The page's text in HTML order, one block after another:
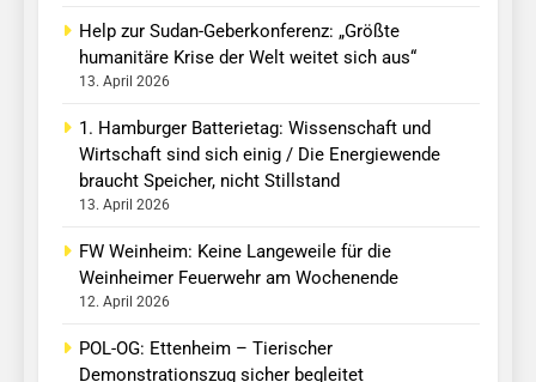
Help zur Sudan-Geberkonferenz: „Größte
humanitäre Krise der Welt weitet sich aus“
13. April 2026
1. Hamburger Batterietag: Wissenschaft und
Wirtschaft sind sich einig / Die Energiewende
braucht Speicher, nicht Stillstand
13. April 2026
FW Weinheim: Keine Langeweile für die
Weinheimer Feuerwehr am Wochenende
12. April 2026
POL-OG: Ettenheim – Tierischer
Demonstrationszug sicher begleitet